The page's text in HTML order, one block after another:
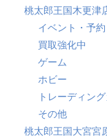
桃太郎王国木更津
イベント・予
買取強化中
ゲーム
ホビー
トレーディン
その他
桃太郎王国大宮宮